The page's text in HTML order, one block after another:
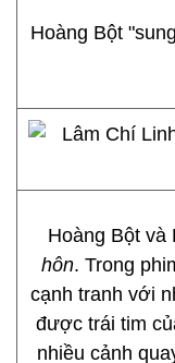
Hoàng Bột
Hoàng Bột và
hôn. Trong
cạnh tranh với
được trái tim
nhiều cảnh